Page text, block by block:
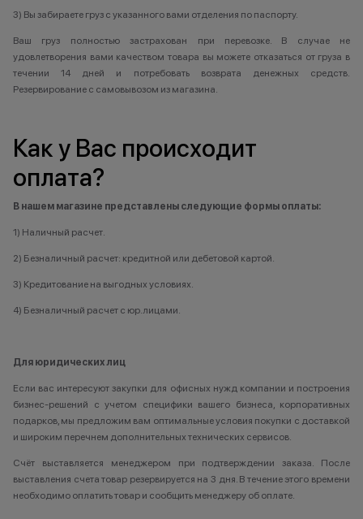
3) Вы забираете груз с указанного вами отделения по паспорту.
Ваш груз полностью застрахован при перевозке. В случае не
удовлетворения вами качеством товара вы можете отказаться от груза в
течении 14 дней и потребовать возврата денежных средств.
Резервирование с самовывозом из магазина.
Как у Вас происходит
оплата?
В нашем магазине представлены следующие формы оплаты:
1) Наличный расчет.
2) Безналичный расчет: кредитной или дебетовой картой.
3) Кредитование на выгодных условиях.
4) Безналичный расчет с юр.лицами.
Для юридических лиц
Если вас интересуют закупки для офисных нужд компании и построения
бизнес-решений с учетом специфики вашего бизнеса, корпоративных
подарков, мы предложим вам оптимальные условия покупки с доставкой
и широким перечнем дополнительных технических сервисов.
Счёт выставляется менеджером при подтверждении заказа. После
выставления счета товар резервируется на 3 дня. В течение этого времени
необходимо оплатить товар и сообщить менеджеру об оплате.